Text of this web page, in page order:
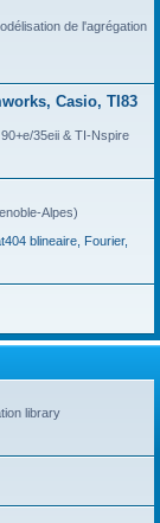
de l'agrégation
Casio, TI83
35eii & TI-Nspire
Alpes)
blineaire, Fourier,
library